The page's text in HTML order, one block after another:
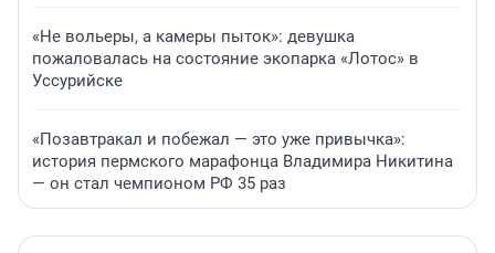
«Не вольеры, а камеры пыток»: девушка
пожаловалась на состояние экопарка «Лотос» в
Уссурийске
«Позавтракал и побежал — это уже привычка»:
история пермского марафонца Владимира Никитина
— он стал чемпионом РФ 35 раз